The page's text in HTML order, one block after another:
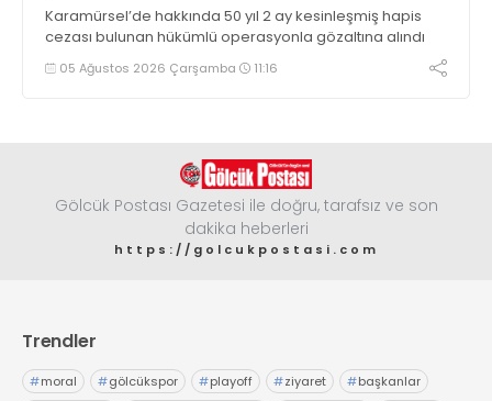
Karamürsel’de hakkında 50 yıl 2 ay kesinleşmiş hapis
cezası bulunan hükümlü operasyonla gözaltına alındı
05 Ağustos 2026 Çarşamba 11:16
Gölcük Postası Gazetesi ile doğru, tarafsız ve son
dakika heberleri
https://golcukpostasi.com
Trendler
#moral #gölcükspor #playoff #ziyaret #başkanlar